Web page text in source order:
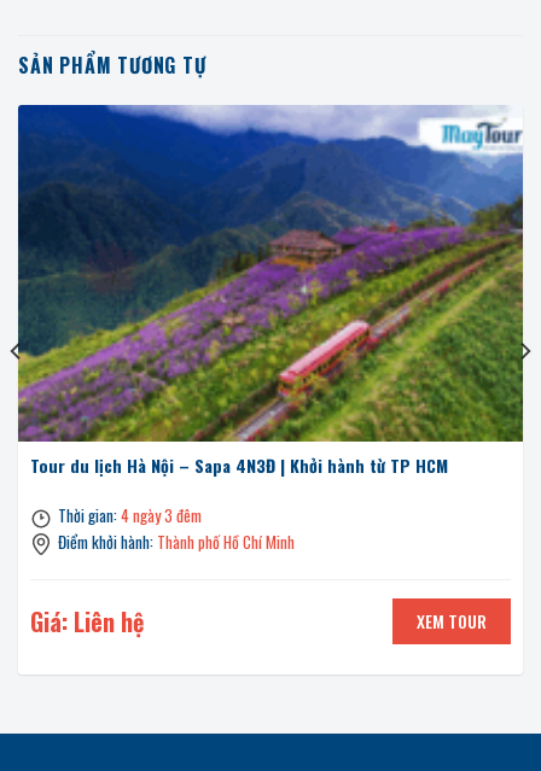
SẢN PHẨM TƯƠNG TỰ
Tour du lịch Hà Nội – Sapa 4N3Đ | Khởi hành từ TP HCM
Thời gian:4 ngày 3 đêm
Điểm khởi hành: Thành phố Hồ Chí Minh
Giá: Liên hệ XEM TOUR